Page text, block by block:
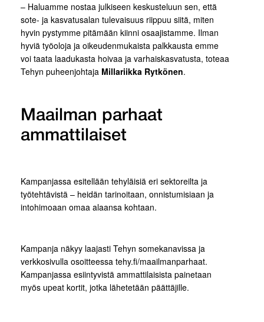
– Haluamme nostaa julkiseen keskusteluun sen, että
sote- ja kasvatusalan tulevaisuus riippuu siitä, miten
hyvin pystymme pitämään kiinni osaajistamme. Ilman
hyviä työoloja ja oikeudenmukaista palkkausta emme
voi taata laadukasta hoivaa ja varhaiskasvatusta, toteaa
Tehyn puheenjohtaja Millariikka Rytkönen.
Maailman parhaat
ammattilaiset
Kampanjassa esitellään tehyläisiä eri sektoreilta ja
työtehtävistä – heidän tarinoitaan, onnistumisiaan ja
intohimoaan omaa alaansa kohtaan.
Kampanja näkyy laajasti Tehyn somekanavissa ja
verkkosivulla osoitteessa tehy.fi/maailmanparhaat.
Kampanjassa esiintyvistä ammattilaisista painetaan
myös upeat kortit, jotka lähetetään päättäjille.